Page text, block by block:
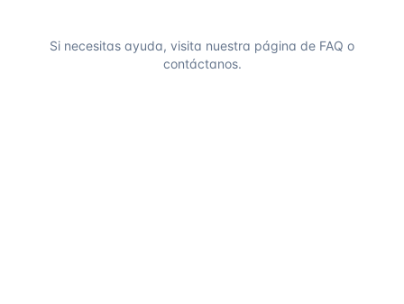
Si necesitas ayuda, visita nuestra página de FAQ o
contáctanos.